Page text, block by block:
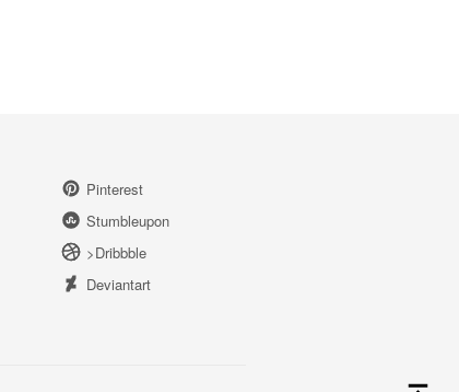
Pinterest
Stumbleupon
>Dribbble
Deviantart